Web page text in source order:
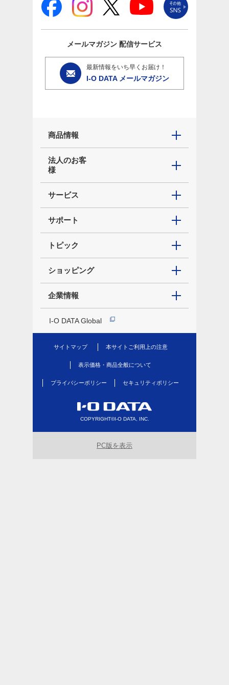
メールマガジン 配信サービス
最新情報をいち早くお届け！
I-O DATA メールマガジン
商品情報
法人のお客
様
サービス
サポート
トピック
ショッピング
企業情報
I-O DATA Global
サイトマップ 本サイトご利用上の注意
表示価格・商品全般について
プライバシーポリシー セキュリティポリシー
COPYRIGHT©I-O DATA, INC.
PC版を表示